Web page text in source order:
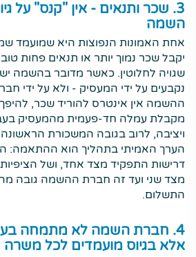
3. שכר ותנאים - אין "קנס" על
השמה
אחת האמונות הנפוצות היא שמועמד
יקבל שכר נמוך יותר או תנאים פחות
שגויה לחלוטין. כאשר מדובר בהשמה
נקבעים על ידי המעסיק - ולא על ידי
ההשמה אין אינטרס להוריד שכר,
מקבלת עמלה חד-פעמית מהמעסיק
ויציבה, לרוב בגובה המשכורת
הערך האמיתי בתהליך הוא ההתאמה:
דרישות התפקיד מצד אחד, ושל
מצד שני ועד זה חברת ההשמה גובה
התשלום.
4. חברת השמה לא מתמחה
אלא בגיוס מועמדים לכל משרה